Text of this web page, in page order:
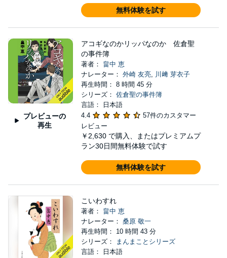
無料体験を試す
プレビューの
再生
アコギなのかリッパなのか 佐倉聖
の事件簿
著者： 畠中 恵
ナレーター： 外崎 友亮, 川﨑 芽衣子
再生時間： 8 時間 45 分
シリーズ： 佐倉聖の事件簿
言語： 日本語
4.4
57件のカスタマー
レビュー
￥2,630 で購入、またはプレミアムプ
ラン30日間無料体験で試す
無料体験を試す
こいわすれ
著者： 畠中 恵
ナレーター： 桑原 敬一
再生時間： 10 時間 43 分
シリーズ：
まんまことシリーズ
言語： 日本語